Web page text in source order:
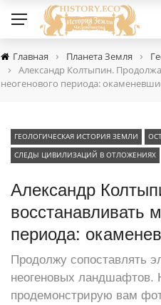
Главная › Планета Земля ›
›
Александр Колтыпин.
неогенового периода:
ГЕОЛОГИЧЕСКАЯ ИСТОРИЯ ЗЕМЛИ
СЛЕДЫ ЦИВИЛИЗАЦИЙ В ОТЛОЖЕНИЯХ
Александр
восстанавливать
периода:
Продолжу сопоставлять
неогеновых ландшафтов.
продемонстрирую вам